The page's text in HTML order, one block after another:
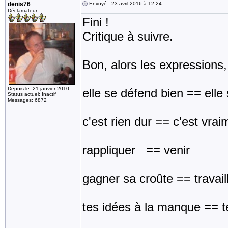
denis76
Déclamateur
Depuis le: 21 janvier 2010
Status actuel: Inactif
Messages: 6872
Envoyé : 23 avril 2016 à 12:24
Fini !
Critique à suivre.
Bon, alors les
elle se défend bien == elle
c'est rien dur == c'est
rappliquer == venir
gagner sa croûte ==
tes idées à la manque ==